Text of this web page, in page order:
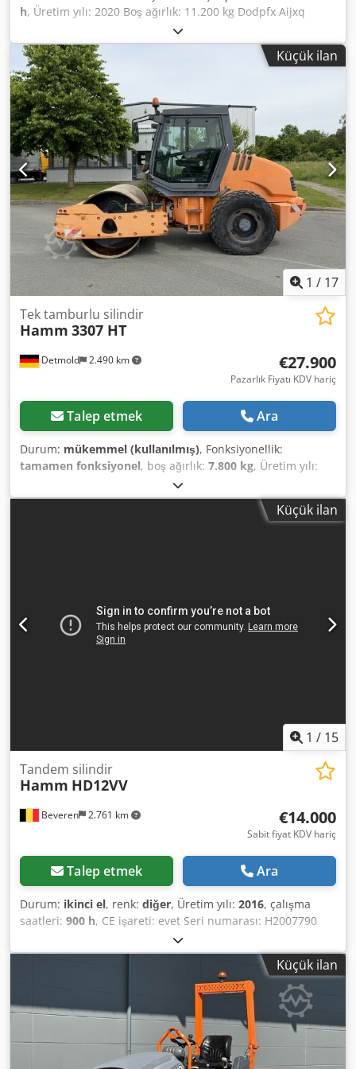
h, Üretim yılı: 2020 Boş ağırlık: 11.200 kg Dodpfx Aijxq
Ryasgjkr Boyutlar (U x G x Y): 585 x 228 x 296 cm Motor tipi:
Deutz Deutz TCD 4.1 L4
Küçük ilan
1 / 17
Detmold 2.490 km
Tek tamburlu silindir
Hamm 3307 HT
€27.900
Pazarlık Fiyatı KDV hariç
Talep etmek Ara
Durum: mükemmel (kullanılmış), Fonksiyonellik:
tamamen fonksiyonel, boş ağırlık: 7.800 kg, Üretim yılı:
4.170 h, Donanım:
Hamm 3307 HT Vio silindirli yol silindiri, 2007 model,
sadece 4.170 çalışma saati ile, iyi durumda, hemenKüçük ilan
1 / 15
Beveren 2.761 km
Tandem silindir
Hamm HD12VV
€14.000
Sabit fiyat KDV hariç
Talep etmek Ara
Durum: ikinci el, renk: diğer, Üretim yılı: 2016, çalışma
saatleri: 900 h, CE işareti: evet Seri numarası: H2007790
Dkodozblakspfx Aigor Satışa Sunulan Makineler! Satın
almaya hazır çeşitli makinelere göz atmak için web sitemizi
ziyaret edin. Online gördüklerinizden daha fazla
seçeneğimiz var, bu yüzden istediğiniz zaman bizi
arayabilir veya e-posta gönderebilirsiniz. Tüm
makinelerimiz tamamen bakımlı ve güvenilirlik açısından
kontrol edilmiştir. Fotoğraflara mı ihtiyacınız var? Bizimle
iletişime geçin, size hemen iletelim. Yardım için
Küçük ilan